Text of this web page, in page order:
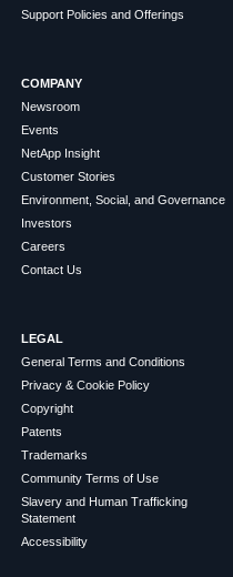
Support Policies and Offerings
COMPANY
Newsroom
Events
NetApp Insight
Customer Stories
Environment, Social, and Governance
Investors
Careers
Contact Us
LEGAL
General Terms and Conditions
Privacy & Cookie Policy
Copyright
Patents
Trademarks
Community Terms of Use
Slavery and Human Trafficking
Statement
Accessibility